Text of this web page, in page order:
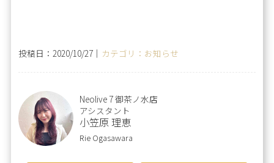
投稿日：2020/10/27｜ カテゴリ：お知らせ
Neolive 7 御茶ノ水店
アシスタント
小笠原 理恵
Rie Ogasawara